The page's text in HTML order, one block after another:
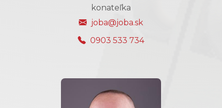
konateľka
joba@joba.sk
0903 533 734